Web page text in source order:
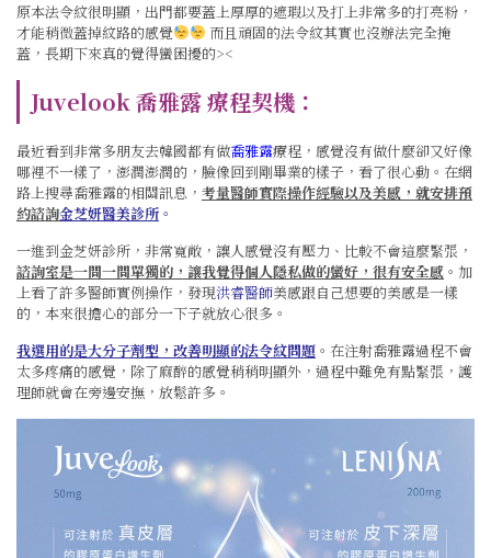
原本法令紋很明顯，出門都要蓋上厚厚的遮瑕以及打上非常多的打亮粉，
才能稍微蓋掉紋路的感覺
而且頑固的法令紋其實也沒辦法完全掩
蓋，長期下來真的覺得蠻困擾的><
Juvelook 喬雅露 療程契機：
最近看到非常多朋友去韓國都有做喬雅露療程，感覺沒有做什麼卻又好像
哪裡不一樣了，澎潤澎潤的，臉像回到剛畢業的樣子，看了很心動。在網
路上搜尋喬雅露的相關訊息， 考量醫師實際操作經驗以及美感，就安排預
約諮詢金芝妍醫美診所 。
一進到金芝妍診所，非常寬敞，讓人感覺沒有壓力、比較不會這麼緊張，
諮詢室是一間一間單獨的，讓我覺得個人隱私做的蠻好 ，很有安全感 。加
上看了許多醫師實例操作，發現洪睿醫師美感跟自己想要的美感是一樣
的，本來很擔心的部分一下子就放心很多。
我選用的是大分子劑型，改善明顯的法令紋問題 。在注射喬雅露過程不會
太多疼痛的感覺，除了麻醉的感覺稍稍明顯外，過程中難免有點緊張，護
理師就會在旁邊安撫，放鬆許多。